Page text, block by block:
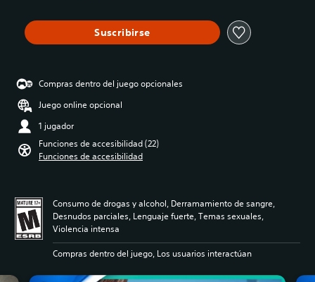
Suscribirse
Compras dentro del juego opcionales
Juego online opcional
1 jugador
Funciones de accesibilidad (22)
Funciones de accesibilidad
Consumo de drogas y alcohol, Derramamiento de sangre,
Desnudos parciales, Lenguaje fuerte, Temas sexuales,
Violencia intensa
Compras dentro del juego, Los usuarios interactúan